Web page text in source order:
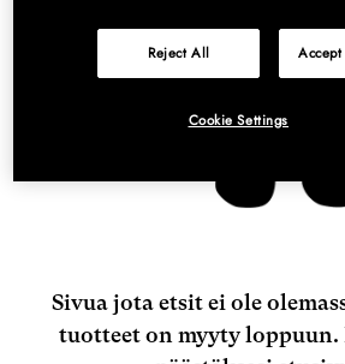
Sivua jota etsit ei ole
tuotteet on myyty loppuun.
Reject All
Cookie Settings